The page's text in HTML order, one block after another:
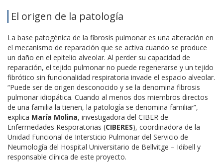
El origen de la patología
La base patogénica de la fibrosis pulmonar es una alteración en
el mecanismo de reparación que se activa cuando se produce
un daño en el epitelio alveolar. Al perder su capacidad de
reparación, el tejido pulmonar no puede regenerarse y un tejido
fibrótico sin funcionalidad respiratoria invade el espacio alveolar.
“Puede ser de origen desconocido y se la denomina fibrosis
pulmonar idiopática. Cuando al menos dos miembros directos
de una familia la tienen, la patología se denomina familiar”,
explica María Molina, investigadora del CIBER de
Enfermedades Resporatorias (CIBERES), coordinadora de la
Unidad Funcional de Intersticio Pulmonar del Servicio de
Neumología del Hospital Universitario de Bellvitge – Idibell y
responsable clínica de este proyecto.